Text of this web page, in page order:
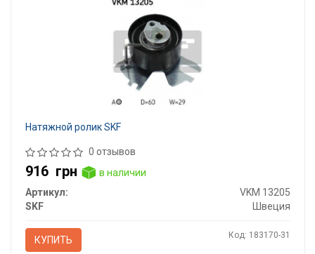
Натяжной ролик SKF
0 отзывов
916 грн
в наличии
Артикул:
VKM 13205
SKF
Швеция
КУПИТЬ Код: 183170-31